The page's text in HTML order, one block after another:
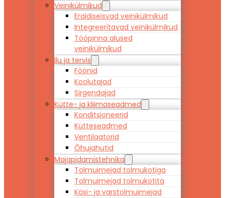
Veinikülmikud
Eraldiseisvad veinikülmikud
Integreeritavad veinikülmikud
Tööpinna alused
veinikülmikud
Ilu ja tervis
Föönid
Koolutajad
Sirgendajad
Kütte- ja kliimaseadmed
Konditsioneerid
Kütteseadmed
Ventilaatorid
Õhujahutid
Majapidamistehnika
Tolmuimejad tolmukotiga
Tolmuimejad tolmukotita
Käsi- ja varstolmuimejad